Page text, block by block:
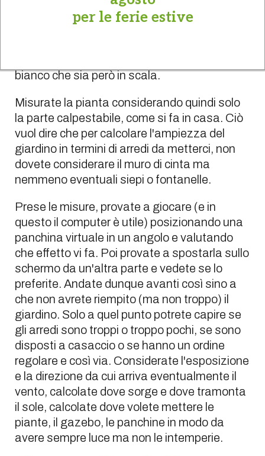
preciso in testa che lo guida. Disegnare
bianco che sia però in scala.
Misurate la pianta considerando quindi solo
la parte calpestabile, come si fa in casa. Ciò
vuol dire che per calcolare l'ampiezza del
giardino in termini di arredi da metterci, non
dovete considerare il muro di cinta ma
nemmeno eventuali siepi o fontanelle.
Prese le misure, provate a giocare (e in
questo il computer è utile) posizionando una
panchina virtuale in un angolo e valutando
che effetto vi fa. Poi provate a spostarla sullo
schermo da un'altra parte e vedete se lo
preferite. Andate dunque avanti così sino a
che non avrete riempito (ma non troppo) il
giardino. Solo a quel punto potrete capire se
gli arredi sono troppi o troppo pochi, se sono
disposti a casaccio o se hanno un ordine
regolare e così via. Considerate l'esposizione
e la direzione da cui arriva eventualmente il
vento, calcolate dove sorge e dove tramonta
il sole, calcolate dove volete mettere le
piante, il gazebo, le panchine in modo da
avere sempre luce ma non le intemperie.
per le ferie estive